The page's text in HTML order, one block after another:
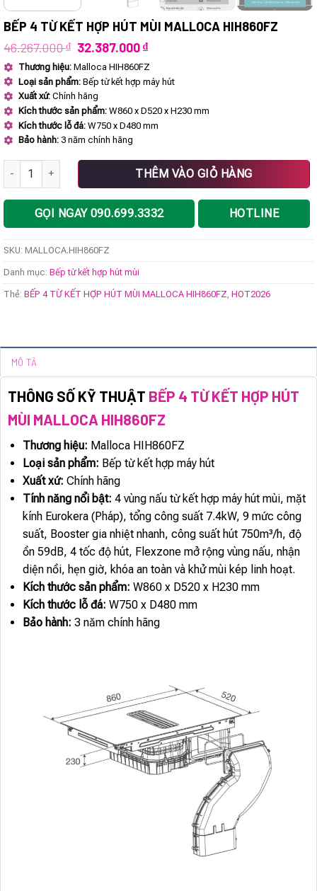
BẾP 4 TỪ KẾT HỢP HÚT MÙI MALLOCA HIH860FZ
46.267.000₫ Giá
gốc
là:
46.267.000 ₫.
32.387.000₫Giá
tại
là:
Thương hiệu: Malloca HIH860FZ
Loại sản phẩm: Bếp từ kết hợp máy hút
Xuất xứ: Chính hãng
Kích thước sản phẩm: W860 x D520 x H230 mm
Kích thước lỗ đá: W750 x D480 mm
Bảo hành: 3 năm chính hãng
BẾP 4 TỪ KẾT HỢP HÚT MÙI MALLOCA HIH860FZ số lượng
THÊM VÀO GIỎ HÀNG
GỌI NGAY 090.699.3332 HOTLINE
SKU: MALLOCA.HIH860FZ
Danh mục: Bếp từ kết hợp hút mùi
Thẻ: BẾP 4 TỪ KẾT HỢP HÚT MÙI MALLOCA HIH860FZ HOT2026
MÔ TẢ
THÔNG SỐ KỸ THUẬT BẾP 4 TỪ KẾT HỢP HÚT
MÙI MALLOCA HIH860FZ
Thương hiệu: Malloca HIH860FZ
Loại sản phẩm: Bếp từ kết hợp máy hút
Xuất xứ: Chính hãng
Tính năng nổi bật: 4 vùng nấu từ kết hợp máy hút mùi, mặt
kính Eurokera (Pháp), tổng công suất 7.4kW, 9 mức công
suất, Booster gia nhiệt nhanh, công suất hút 750m³/h, độ
ồn 59dB, 4 tốc độ hút, Flexzone mở rộng vùng nấu, nhận
diện nồi, hẹn giờ, khóa an toàn và khử mùi kép linh hoạt.
Kích thước sản phẩm: W860 x D520 x H230 mm
Kích thước lỗ đá: W750 x D480 mm
Bảo hành: 3 năm chính hãng